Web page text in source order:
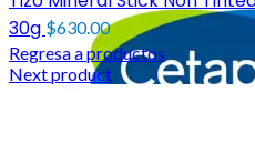
30g $630.00
Regresa a productos
Next product